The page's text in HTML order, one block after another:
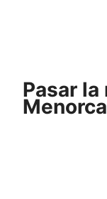
Pasar la
Menorca